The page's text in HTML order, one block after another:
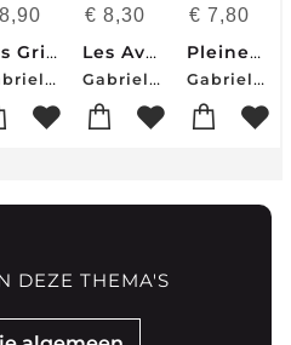
8,90
Les Griffes De La Foret
Gabriela Cabezon Camara
€ 8,30
Les Aventures De China Iron
Gabriela Cabezon Camara
€ 7,80
Pleines De Grace
Gabriela Cabezon Camara
DEZE THEMA'S